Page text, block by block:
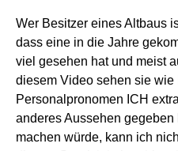
Wer Besitzer eines Altbaus
dass eine in die Jahre
viel gesehen hat und meist
diesem Video sehen sie
Personalpronomen ICH
anderes Aussehen
machen würde, kann ich